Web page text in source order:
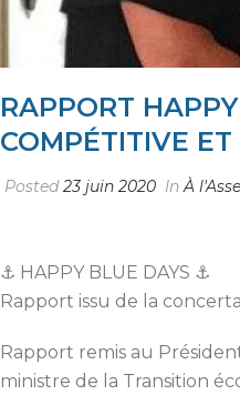
RAPPORT
COMPÉTITIVE
Posted23 juin 2020 InÀ
⚓️ HAPPY BLUE DAYS ⚓️
Rapport issu de la
Rapport remis au
ministre de la Transition